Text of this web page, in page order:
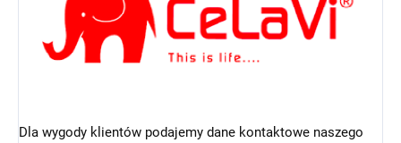
Dla wygody klientów podajemy dane kontaktowe naszego